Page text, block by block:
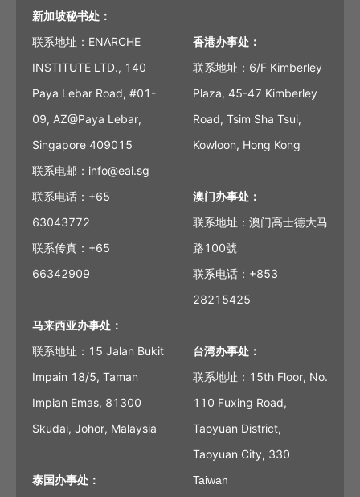
新加坡秘书处：
联系地址：ENARCHE
INSTITUTE LTD., 140
Paya Lebar Road, #01-
09, AZ@Paya Lebar,
Singapore 409015
联系电邮：info@eai.sg
联系电话：+65
63043772
联系传真：+65
66342909
马来西亚办事处：
联系地址：15 Jalan Bukit
Impain 18/5, Taman
Impian Emas, 81300
Skudai, Johor, Malaysia
泰国办事处：
香港办事处：
联系地址：6/F Kimberley
Plaza, 45-47 Kimberley
Road, Tsim Sha Tsui,
Kowloon, Hong Kong
澳门办事处：
联系地址：澳门高士德大马
路100號
联系电话：+853
28215425
台湾办事处：
联系地址：15th Floor, No.
110 Fuxing Road,
Taoyuan District,
Taoyuan City, 330
Taiwan